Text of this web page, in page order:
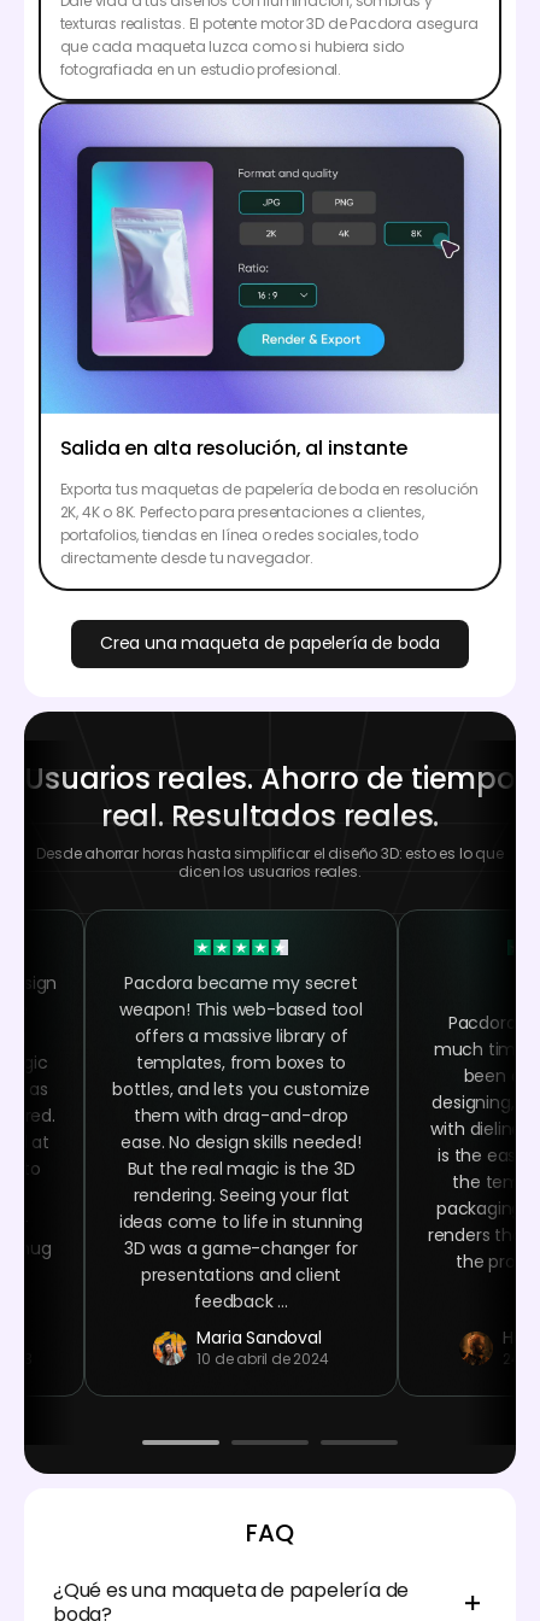
texturas realistas. El potente motor 3D de Pacdora asegura
que cada maqueta luzca como si hubiera sido
fotografiada en un estudio profesional.
Salida en alta resolución, al instante
Exporta tus maquetas de papelería de boda en resolución
2K, 4K o 8K. Perfecto para presentaciones a clientes,
portafolios, tiendas en línea o redes sociales, todo
directamente desde tu navegador.
Crea una maqueta de papelería de boda
Usuarios reales. Ahorro de tiempo
real. Resultados reales.
Desde ahorrar horas hasta simplificar el diseño 3D: esto es lo que
dicen los usuarios reales.
as
at
to
mug
Pacdora became my secret
weapon! This web-based tool
offers a massive library of
templates, from boxes to
bottles, and lets you customize
them with drag-and-drop
ease. No design skills needed!
But the real magic is the 3D
rendering. Seeing your flat
ideas come to life in stunning
3D was a game-changer for
presentations and client
feedback ...
Maria Sandoval
10 de abril de 2024
Pacdora
much time
been
designing,
with
is the easy
the
packaging
renders that
the
24
FAQ
¿Qué es una maqueta de papelería de
boda?